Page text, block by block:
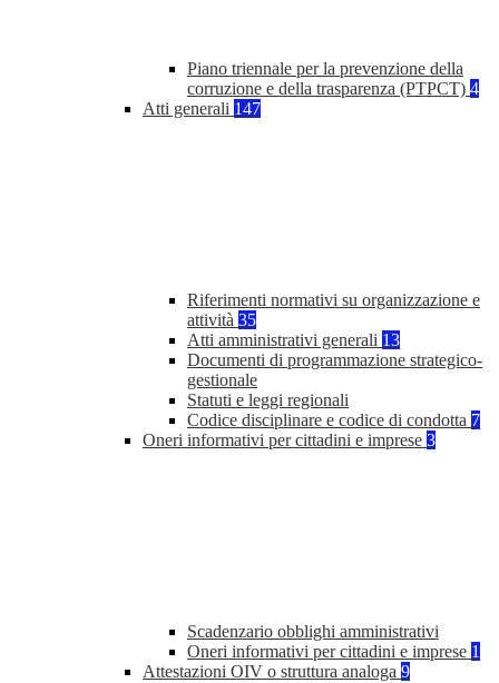
Piano triennale per la prevenzione della
corruzione e della trasparenza (PTPCT) 4
Atti generali 147
Riferimenti normativi su organizzazione e
attività 35
Atti amministrativi generali 13
Documenti di programmazione strategico-
gestionale
Statuti e leggi regionali
Codice disciplinare e codice di condotta 7
Oneri informativi per cittadini e imprese 3
Scadenzario obblighi amministrativi
Oneri informativi per cittadini e imprese 1
Attestazioni OIV o struttura analoga 9